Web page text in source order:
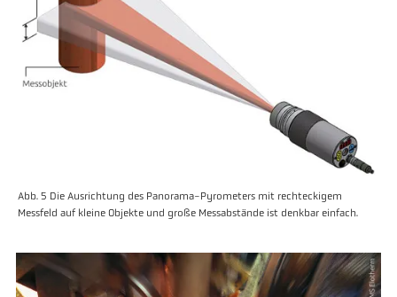
Abb. 5 Die Ausrichtung des Panorama-Pyrometers mit rechteckigem
Messfeld auf kleine Objekte und große Messabstände ist denkbar einfach.